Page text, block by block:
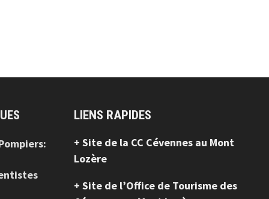
LIENS RAPIDES
+ Site de la CC Cévennes au Mont
Lozère
+ Site de l’Office de Tourisme des